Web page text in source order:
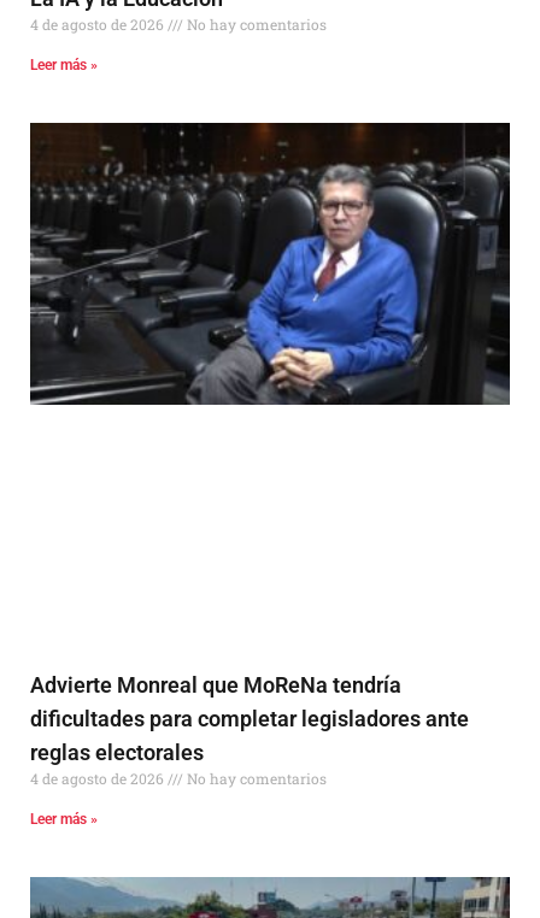
4 de agosto de 2026 No hay comentarios
Leer más »
Advierte Monreal que MoReNa tendría
dificultades para completar legisladores ante
reglas electorales
4 de agosto de 2026 No hay comentarios
Leer más »